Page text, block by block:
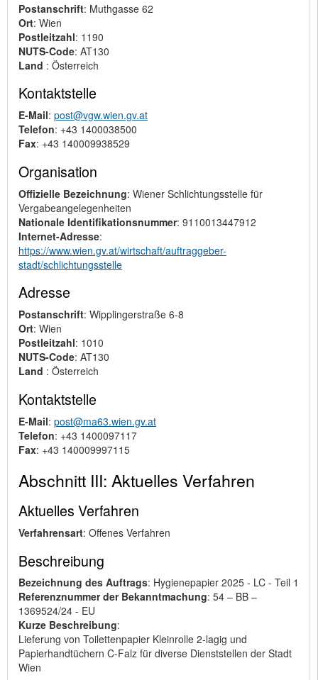
Postanschrift: Muthgasse 62
Ort: Wien
Postleitzahl: 1190
NUTS-Code: AT130
Land : Österreich
Kontaktstelle
E-Mail: post@vgw.wien.gv.at
Telefon: +43 1400038500
Fax: +43 140009938529
Organisation
Offizielle Bezeichnung: Wiener Schlichtungsstelle für
Vergabeangelegenheiten
Nationale Identifikationsnummer: 9110013447912
Internet-Adresse:
https://www.wien.gv.at/wirtschaft/auftraggeber-
stadt/schlichtungsstelle
Adresse
Postanschrift: Wipplingerstraße 6-8
Ort: Wien
Postleitzahl: 1010
NUTS-Code: AT130
Land : Österreich
Kontaktstelle
E-Mail: post@ma63.wien.gv.at
Telefon: +43 1400097117
Fax: +43 140009997115
Abschnitt III: Aktuelles Verfahren
Aktuelles Verfahren
Verfahrensart: Offenes Verfahren
Beschreibung
Bezeichnung des Auftrags: Hygienepapier 2025 - LC - Teil 1
Referenznummer der Bekanntmachung: 54 – BB –
1369524/24 - EU
Kurze Beschreibung:
Lieferung von Toilettenpapier Kleinrolle 2-lagig und
Papierhandtüchern C-Falz für diverse Dienststellen der Stadt
Wien